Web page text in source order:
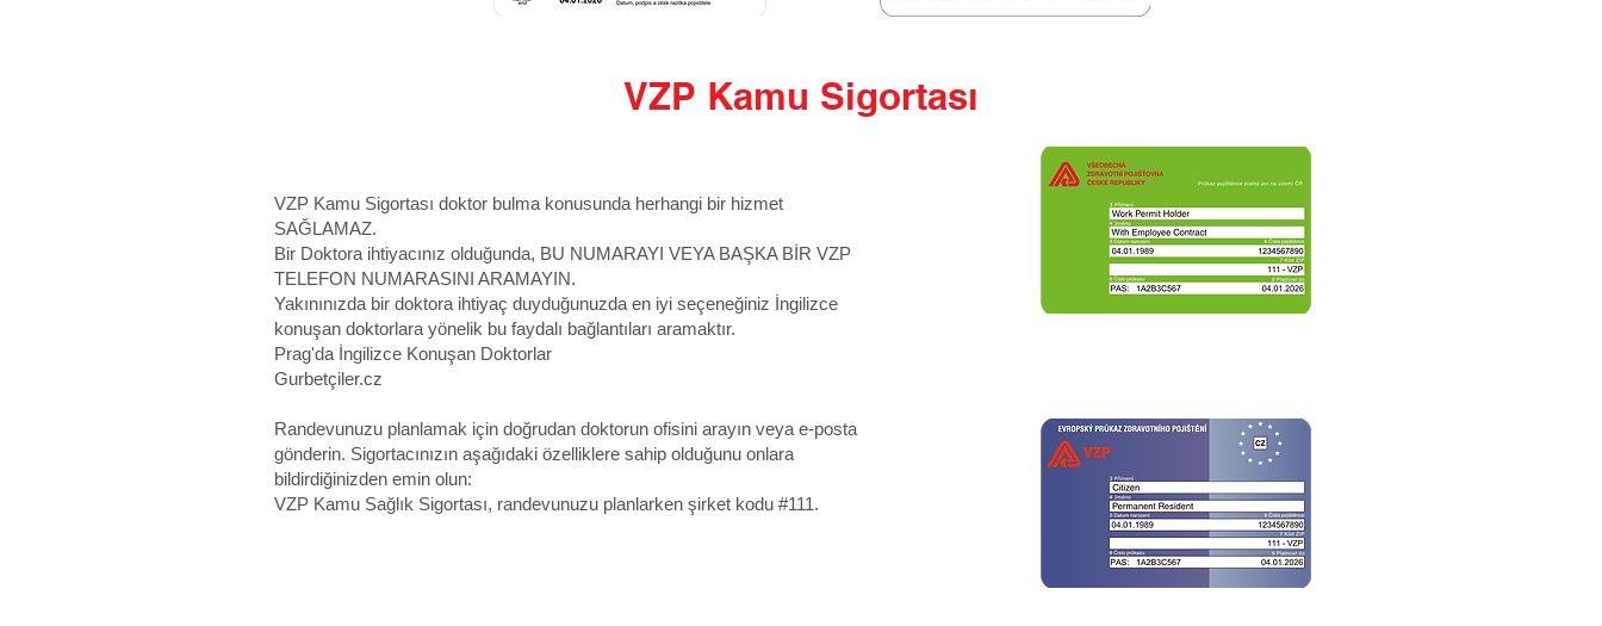
VZP Kamu Sigortası
VZP Kamu Sigortası doktor bulma konusunda herhangi bir hizmet
SAĞLAMAZ.
Bir Doktora ihtiyacınız olduğunda, BU NUMARAYI VEYA BAŞKA BİR VZP
TELEFON NUMARASINI ARAMAYIN.
Yakınınızda bir doktora ihtiyaç duyduğunuzda en iyi seçeneğiniz İngilizce
konuşan doktorlara yönelik bu faydalı bağlantıları aramaktır.
Prag'da İngilizce Konuşan Doktorlar
Gurbetçiler.cz
Randevunuzu planlamak için doğrudan doktorun ofisini arayın veya e-posta
gönderin. Sigortacınızın aşağıdaki özelliklere sahip olduğunu onlara
bildirdiğinizden emin olun:
VZP Kamu Sağlık Sigortası, randevunuzu planlarken şirket kodu #111.